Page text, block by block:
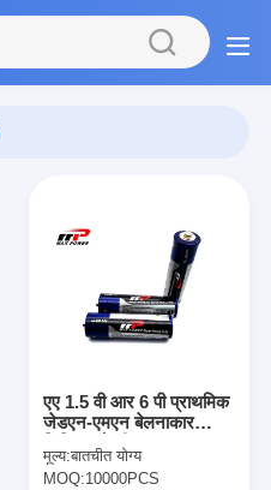
एए 1.5 वी आर 6 पी प्राथमिक
जेडएन-एमएन बेलनाकार
लिथियम बैटरी
मूल्य:बातचीत योग्य
MOQ:10000PCS